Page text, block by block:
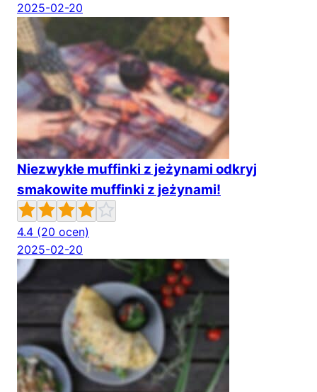
2025-02-20
Niezwykłe muffinki z jeżynami odkryj
smakowite muffinki z jeżynami!
4.4 (20 ocen)
2025-02-20